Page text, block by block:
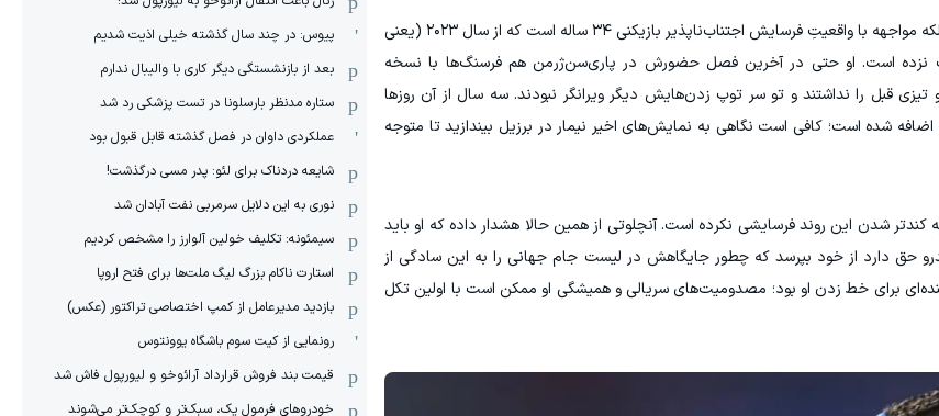
هدف در اینجا زیر سوال بردن استعداد بی‌نظیر نیمار نیست، بلکه مواجهه با واقعیتِ فرسایش اجتناب‌ناپذیر بازیکنی ۳۴ ساله است که از سال ۲۰۲۳ (یعنی
نزده است. او حتی در آخرین فصل حضورش در پاری‌سن‌ژرمن هم فرسنگ‌ها با نسخه
آن تند و تیزی قبل را نداشتند و تو سر توپ زدن‌هایش دیگر ویرانگر نبودند. سه سال از آن روزها
شده است؛ کافی است نگاهی به نمایش‌های اخیر نیمار در برزیل بیندازید تا متوجه
شدن این روند فرسایشی نکرده است. آنچلوتی از همین حالا هشدار داده که او باید
حق دارد از خود بپرسد که چطور جایگاهش در لیست جام جهانی را به این سادگی از
برای خط زدن او بود؛ مصدومیت‌های سریالی و همیشگی او ممکن است با اولین تکل
پیوس: در چند سال گذشته خیلی اذیت شدیم
بعد از بازنشستگی دیگر کاری با والیبال ندارم
ستاره مدنظر بارسلونا در تست پزشکی رد شد
عملکردی داوان در فصل گذشته قابل قبول بود
شایعه دردناک برای لئو: پدر مسی درگذشت!
نوری به این دلایل سرمربی نفت آبادان شد
سیمئونه: تکلیف خولین آلوارز را مشخص کردیم
استارت ناکام بزرگ لیگ ملت‌ها برای فتح اروپا
بازدید مدیرعامل از کمپ اختصاصی تراکتور (عکس)
رونمایی از کیت سوم باشگاه یوونتوس
قیمت بند فروش قرارداد آرائوخو و لیورپول فاش شد
خودروهای فرمول یک، سبک‌تر و کوچک‌تر می‌شوند